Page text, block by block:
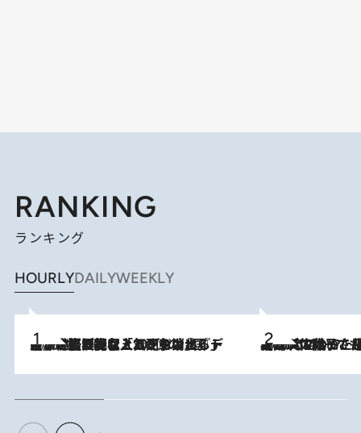
RANKING
ランキング
HOURLYDAILYWEEKLY
2026.8.5
【なぜ吉沢亮は「気配を消せる」のか？】興行収入208億の『国宝』を経て挑むミュージカル『ディア・エヴァン・ハンセン』。トップ俳優が舞台上でさらけ出した“孤独”とは 2026.8.5
【阿川佐和子さんの年とる力】なぜ70代で始めた趣味は“こんなに楽しい”のか？ ピアノ、俳句…スランプに陥っても続けられる“ある秘訣”とは